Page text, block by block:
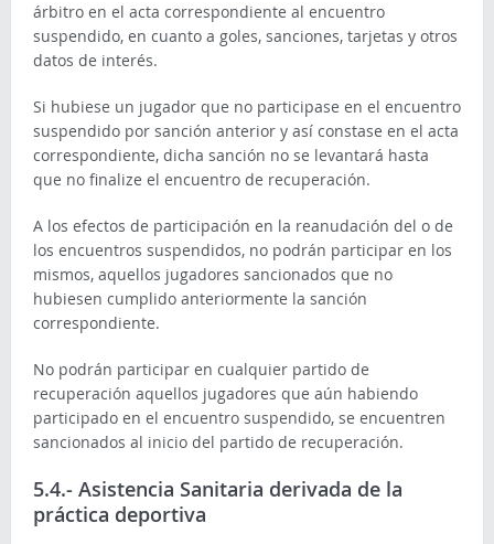
árbitro en el acta correspondiente al encuentro
suspendido, en cuanto a goles, sanciones, tarjetas y otros
datos de interés.
Si hubiese un jugador que no participase en el encuentro
suspendido por sanción anterior y así constase en el acta
correspondiente, dicha sanción no se levantará hasta
que no finalize el encuentro de recuperación.
A los efectos de participación en la reanudación del o de
los encuentros suspendidos, no podrán participar en los
mismos, aquellos jugadores sancionados que no
hubiesen cumplido anteriormente la sanción
correspondiente.
No podrán participar en cualquier partido de
recuperación aquellos jugadores que aún habiendo
participado en el encuentro suspendido, se encuentren
sancionados al inicio del partido de recuperación.
5.4.- Asistencia Sanitaria derivada de la
práctica deportiva